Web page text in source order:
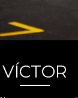
VÍCTOR